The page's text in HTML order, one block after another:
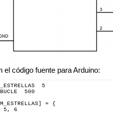
el código fuente para Arduino:
5
500
= {
5, 6